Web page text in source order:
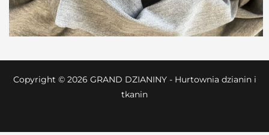
Copyright © 2026 GRAND DZIANINY - Hurtownia dzianin i
tkanin